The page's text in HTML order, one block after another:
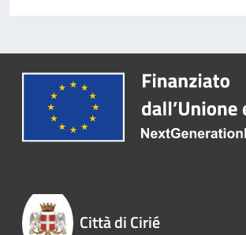
Città di Cirié